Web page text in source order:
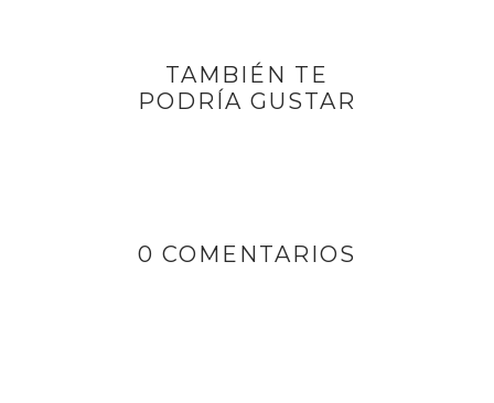
TAMBIÉN TE
PODRÍA GUSTAR
0 COMENTARIOS